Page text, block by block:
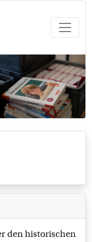
den historischen